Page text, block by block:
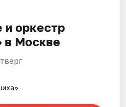
оркестр
в Москве